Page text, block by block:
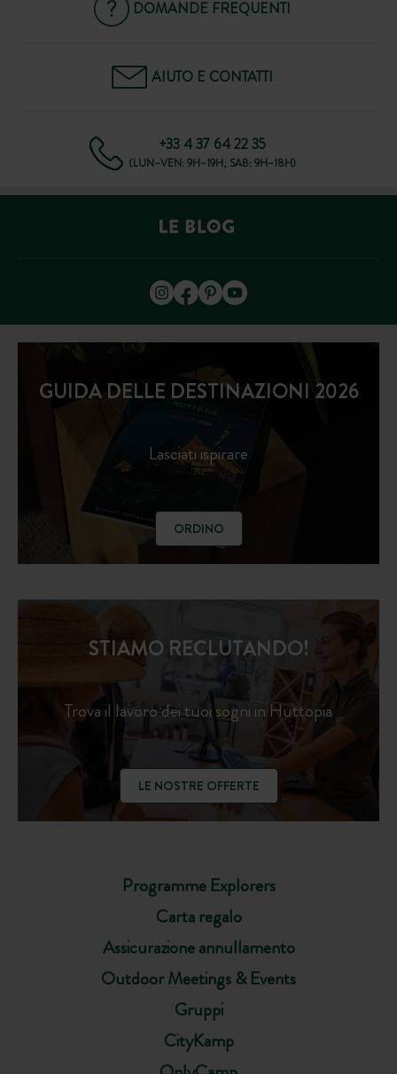
DOMANDE FREQUENTI
AIUTO E CONTATTI
+33 4 37 64 22 35
(LUN–VEN: 9H–19H; SAB: 9H–18H)
GUIDA DELLE DESTINAZIONI 2026
Lasciati ispirare
ORDINO
Programme Explorers
Carta regalo
Assicurazione annullamento
Outdoor Meetings & Events
Gruppi
CityKamp
STIAMO RECLUTANDO!
Trova il lavoro dei tuoi sogni in Huttopia
LE NOSTRE OFFERTE